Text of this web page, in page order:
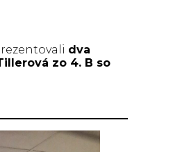
dva
zo 4. B so